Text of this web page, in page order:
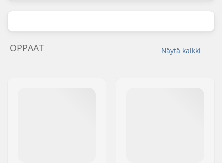
Näytä kaikki
OPPAAT